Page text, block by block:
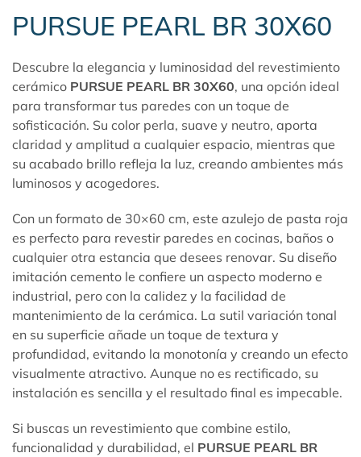
PURSUE PEARL BR 30X60
Descubre la elegancia y luminosidad del revestimiento
cerámico PURSUE PEARL BR 30X60, una opción ideal
para transformar tus paredes con un toque de
sofisticación. Su color perla, suave y neutro, aporta
claridad y amplitud a cualquier espacio, mientras que
su acabado brillo refleja la luz, creando ambientes más
luminosos y acogedores.
Con un formato de 30×60 cm, este azulejo de pasta roja
es perfecto para revestir paredes en cocinas, baños o
cualquier otra estancia que desees renovar. Su diseño
imitación cemento le confiere un aspecto moderno e
industrial, pero con la calidez y la facilidad de
mantenimiento de la cerámica. La sutil variación tonal
en su superficie añade un toque de textura y
profundidad, evitando la monotonía y creando un efecto
visualmente atractivo. Aunque no es rectificado, su
instalación es sencilla y el resultado final es impecable.
Si buscas un revestimiento que combine estilo,
funcionalidad y durabilidad, el PURSUE PEARL BR